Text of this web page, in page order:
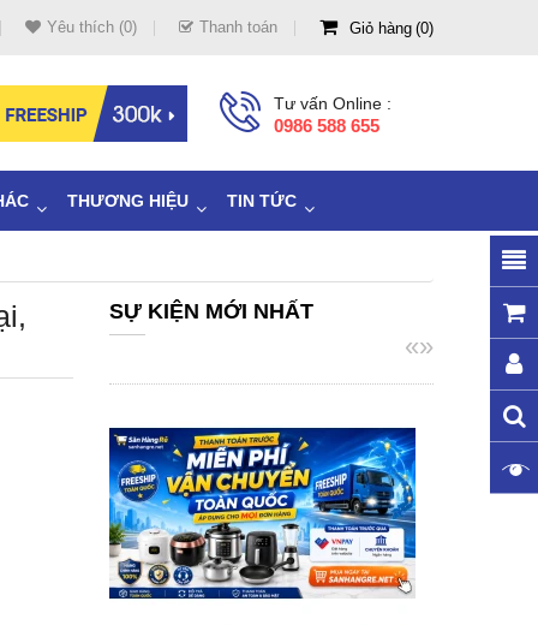
Yêu thích (0) Thanh toán Giỏ hàng 0
Tư vấn Online :
0986 588 655
THƯƠNG HIỆU TIN TỨC
SỰ KIỆN MỚI NHẤT
«»